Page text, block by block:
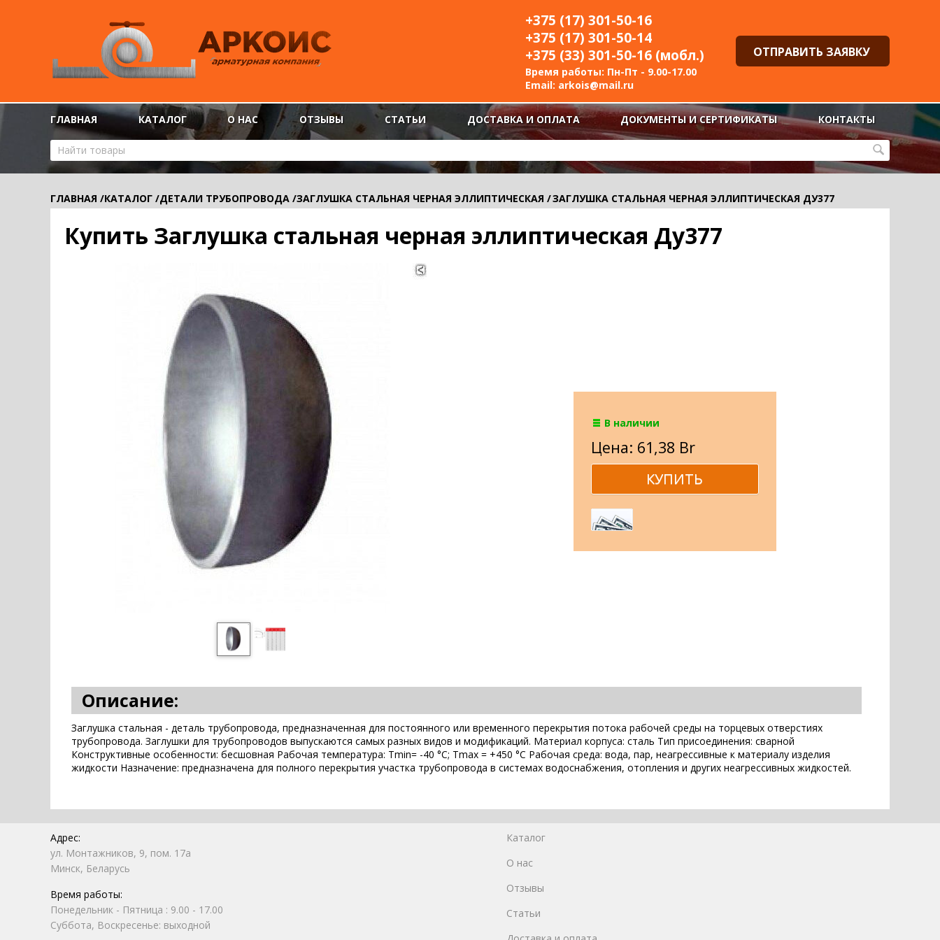
+375 (17) 301-50-16
+375 (17) 301-50-14
+375 (33) 301-50-16 (мобл.)
Время работы: Пн-Пт - 9.00-17.00
Email: arkois@mail.ru
ОТПРАВИТЬ ЗАЯВКУ
ГЛАВНАЯ КАТАЛОГ О НАС ОТЗЫВЫ СТАТЬИ ДОСТАВКА И ОПЛАТА ДОКУМЕНТЫ И СЕРТИФИКАТЫ КОНТАКТЫ
ГЛАВНАЯ /КАТАЛОГ /ДЕТАЛИ ТРУБОПРОВОДА /ЗАГЛУШКА СТАЛЬНАЯ ЧЕРНАЯ ЭЛЛИПТИЧЕСКАЯ /ЗАГЛУШКА СТАЛЬНАЯ ЧЕРНАЯ ЭЛЛИПТИЧЕСКАЯ ДУ377
Купить Заглушка стальная черная эллиптическая Ду377
В наличии
Цена: 61,38 Br
Описание:
Заглушка стальная - деталь трубопровода, предназначенная для постоянного или временного перекрытия потока рабочей среды на торцевых отверстиях
трубопровода. Заглушки для трубопроводов выпускаются самых разных видов и модификаций. Материал корпуса: сталь Тип присоединения: сварной
Конструктивные особенности: бесшовная Рабочая температура: Tmin= -40 °C; Tmax = +450 °C Рабочая среда: вода, пар, неагрессивные к материалу изделия
жидкости Назначение: предназначена для полного перекрытия участка трубопровода в системах водоснабжения, отопления и других неагрессивных жидкостей.
Адрес:
ул. Монтажников, 9, пом. 17а
Минск, Беларусь
Время работы:
Понедельник - Пятница : 9.00 - 17.00
Суббота, Воскресенье: выходной
Каталог
О нас
Отзывы
Статьи